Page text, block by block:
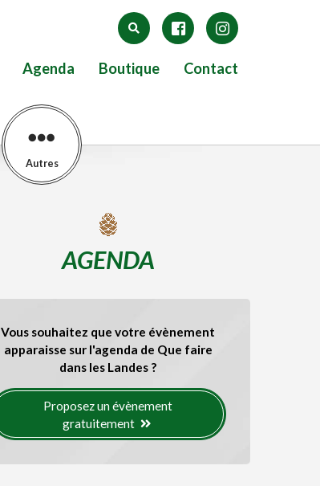
Agenda Boutique Contact
Autres
AGENDA
Vous souhaitez que votre évènement
apparaisse sur l'agenda de Que faire
dans les Landes ?
Proposez un évènement
gratuitement